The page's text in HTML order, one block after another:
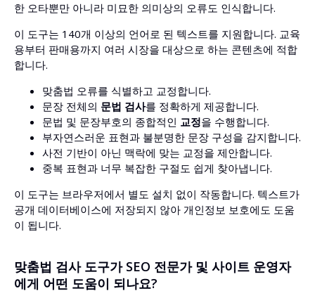
한 오타뿐만 아니라 미묘한 의미상의 오류도 인식합니다.
이 도구는 140개 이상의 언어로 된 텍스트를 지원합니다. 교육
용부터 판매용까지 여러 시장을 대상으로 하는 콘텐츠에 적합
합니다.
맞춤법 오류를 식별하고 교정합니다.
문장 전체의 문법 검사를 정확하게 제공합니다.
문법 및 문장부호의 종합적인 교정을 수행합니다.
부자연스러운 표현과 불분명한 문장 구성을 감지합니다.
사전 기반이 아닌 맥락에 맞는 교정을 제안합니다.
중복 표현과 너무 복잡한 구절도 쉽게 찾아냅니다.
이 도구는 브라우저에서 별도 설치 없이 작동합니다. 텍스트가
공개 데이터베이스에 저장되지 않아 개인정보 보호에도 도움
이 됩니다.
맞춤법 검사 도구가 SEO 전문가 및 사이트 운영자
에게 어떤 도움이 되나요?